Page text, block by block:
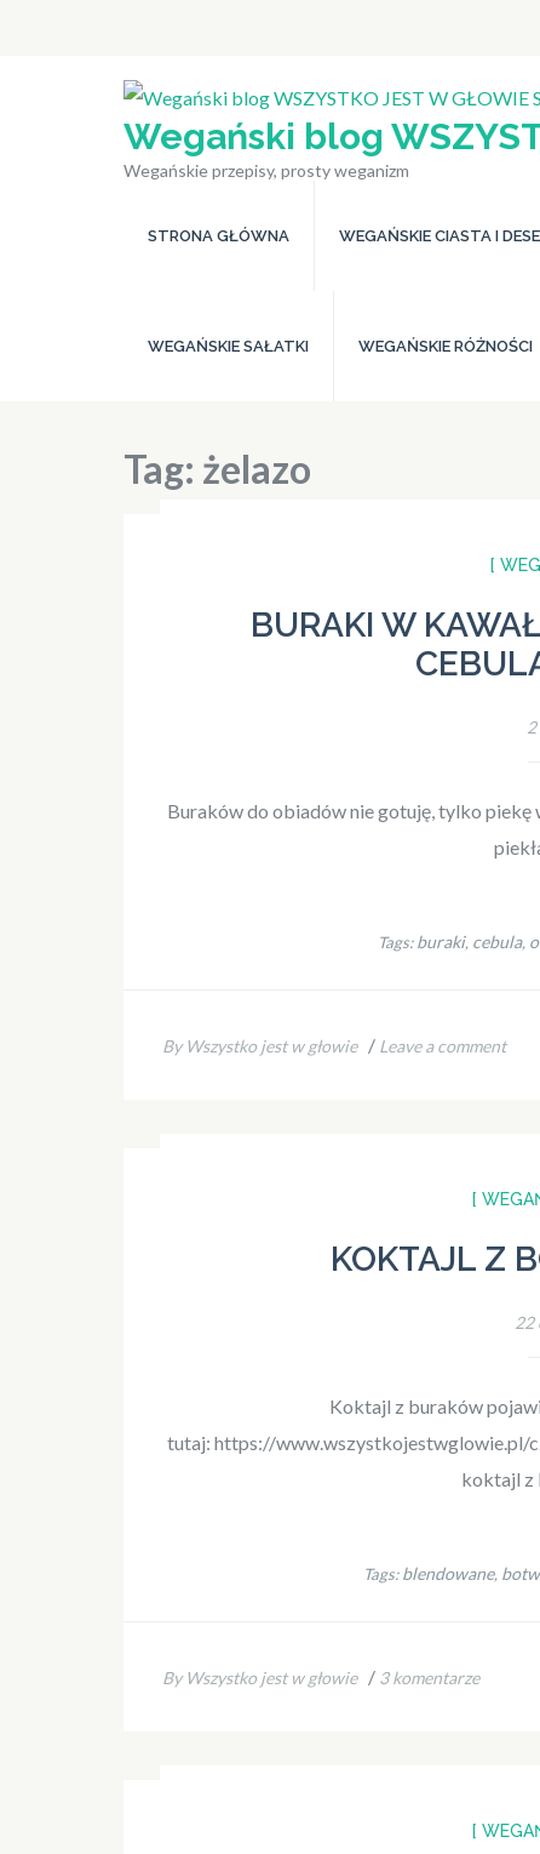
Wegański blog
Wegańskie przepisy, prosty weganizm
STRONA GŁÓWNA WEGAŃSKIE CIASTA I
WEGAŃSKIE SAŁATKI WEGAŃSKIE RÓŻNOŚCI
Tag: żelazo
[
BURAKI W
Buraków do obiadów nie gotuję, tylko piekę
Tags:buraki, cebula,
By Wszystko jest w głowie / Leave a comment
[
KOKTAJL Z
22
Koktajl z buraków
tutaj: https://www.wszystkojestwglowie.pl/
koktajl z
Tags:blendowane,
By Wszystko jest w głowie / 3 komentarze
[